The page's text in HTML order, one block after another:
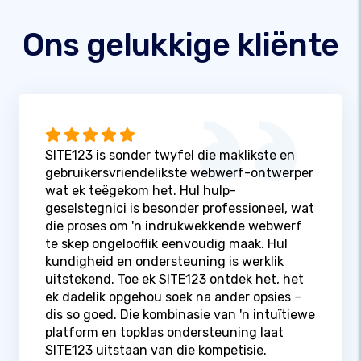
Ons gelukkige kliënte
SITE123 is sonder twyfel die maklikste en
gebruikersvriendelikste webwerf-ontwerper
wat ek teëgekom het. Hul hulp-
geselstegnici is besonder professioneel, wat
die proses om 'n indrukwekkende webwerf
te skep ongelooflik eenvoudig maak. Hul
kundigheid en ondersteuning is werklik
uitstekend. Toe ek SITE123 ontdek het, het
ek dadelik opgehou soek na ander opsies –
dis so goed. Die kombinasie van 'n intuïtiewe
platform en topklas ondersteuning laat
SITE123 uitstaan ​​van die kompetisie.